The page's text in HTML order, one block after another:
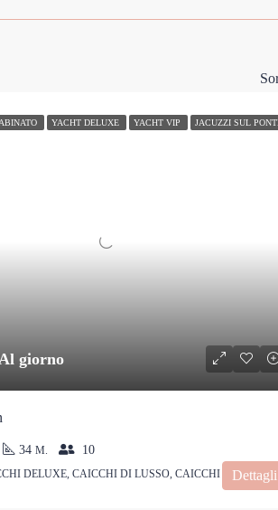
YACHT DELUXE YACHT VIP JACUZZI SUL
giorno
34 M. 10
DELUXE, CAICCHI DI LUSSO, CAICCHI VIPDettagli